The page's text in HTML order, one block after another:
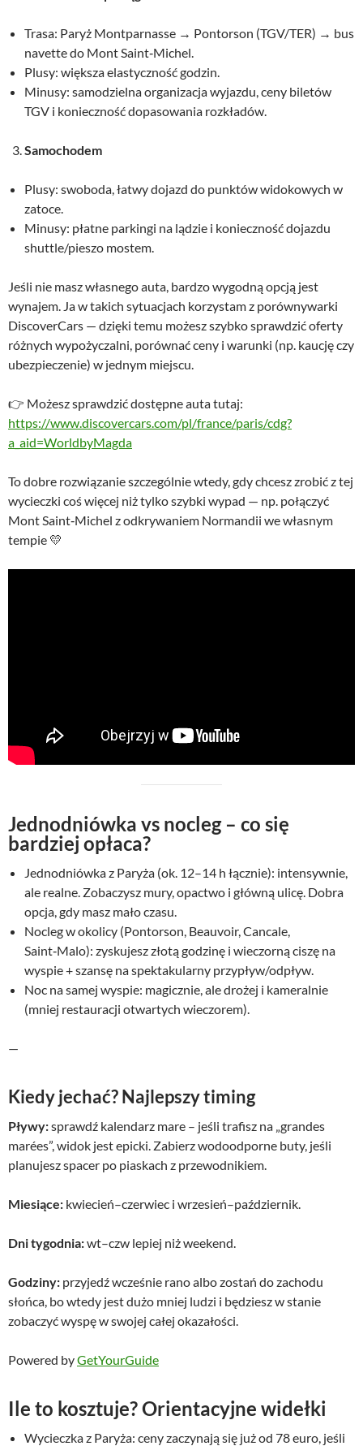
Trasa: Paryż Montparnasse → Pontorson (TGV/TER) → bus
navette do Mont Saint‑Michel.
Plusy: większa elastyczność godzin.
Minusy: samodzielna organizacja wyjazdu, ceny biletów
TGV i konieczność dopasowania rozkładów.
Samochodem
Plusy: swoboda, łatwy dojazd do punktów widokowych w
zatoce.
Minusy: płatne parkingi na lądzie i konieczność dojazdu
shuttle/pieszo mostem.
Jeśli nie masz własnego auta, bardzo wygodną opcją jest
wynajem. Ja w takich sytuacjach korzystam z porównywarki
DiscoverCars — dzięki temu możesz szybko sprawdzić oferty
różnych wypożyczalni, porównać ceny i warunki (np. kaucję czy
ubezpieczenie) w jednym miejscu.
👉 Możesz sprawdzić dostępne auta tutaj:
https://www.discovercars.com/pl/france/paris/cdg?
a_aid=WorldbyMagda
To dobre rozwiązanie szczególnie wtedy, gdy chcesz zrobić z tej
wycieczki coś więcej niż tylko szybki wypad — np. połączyć
Mont Saint‑Michel z odkrywaniem Normandii we własnym
tempie 💛
Jednodniówka vs nocleg – co się
bardziej opłaca?
Jednodniówka z Paryża (ok. 12–14 h łącznie): intensywnie,
ale realne. Zobaczysz mury, opactwo i główną ulicę. Dobra
opcja, gdy masz mało czasu.
Nocleg w okolicy (Pontorson, Beauvoir, Cancale,
Saint‑Malo): zyskujesz złotą godzinę i wieczorną ciszę na
wyspie + szansę na spektakularny przypływ/odpływ.
Noc na samej wyspie: magicznie, ale drożej i kameralnie
(mniej restauracji otwartych wieczorem).
—
Kiedy jechać? Najlepszy timing
Pływy:sprawdź kalendarz mare – jeśli trafisz na „grandes
marées”, widok jest epicki. Zabierz wodoodporne buty, jeśli
planujesz spacer po piaskach z przewodnikiem.
Miesiące: kwiecień–czerwiec i wrzesień–październik.
Dni tygodnia:wt–czw lepiej niż weekend.
Godziny: przyjedź wcześnie rano albo zostań do zachodu
słońca, bo wtedy jest dużo mniej ludzi i będziesz w stanie
zobaczyć wyspę w swojej całej okazałości.
Powered byGetYourGuide
Ile to kosztuje? Orientacyjne widełki
Wycieczka z Paryża: ceny zaczynają się już od 78 euro, jeśli